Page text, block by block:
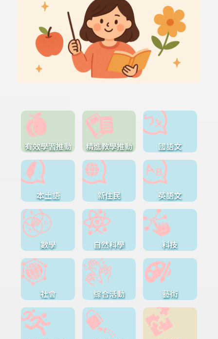
有效學習推動 精進教學推動 國語文
本土語 新住民 英語文
數學 自然科學 科技
社會 綜合活動 藝術